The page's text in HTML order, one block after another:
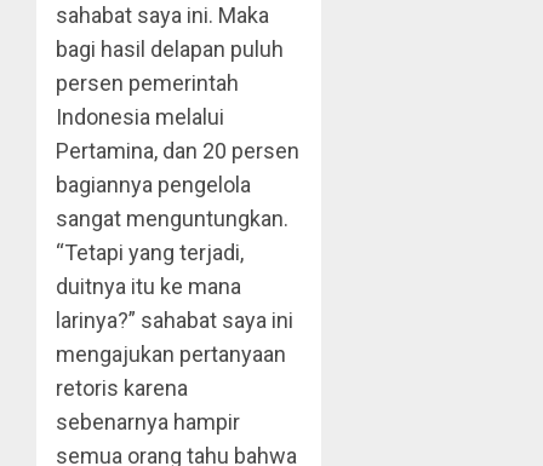
sahabat saya ini. Maka
bagi hasil delapan puluh
persen pemerintah
Indonesia melalui
Pertamina, dan 20 persen
bagiannya pengelola
sangat menguntungkan.
“Tetapi yang terjadi,
duitnya itu ke mana
larinya?” sahabat saya ini
mengajukan pertanyaan
retoris karena
sebenarnya hampir
semua orang tahu bahwa